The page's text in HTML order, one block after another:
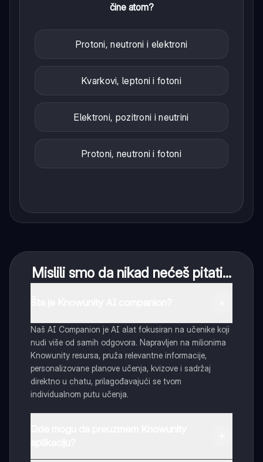
čine atom?
Protoni, neutroni i elektroni
Kvarkovi, leptoni i fotoni
Elektroni, pozitroni i neutrini
Protoni, neutroni i fotoni
Mislili smo da nikad nećeš pitati...
Naš AI Companion je AI alat fokusiran na učenike koji
nudi više od samih odgovora. Napravljen na milionima
Knowunity resursa, pruža relevantne informacije,
personalizovane planove učenja, kvizove i sadržaj
direktno u chatu, prilagođavajući se tvom
individualnom putu učenja.